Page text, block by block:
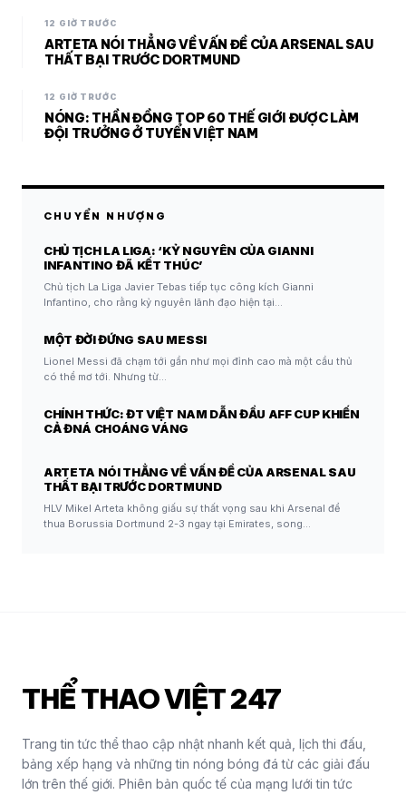
12 GIỜ TRƯỚC
ARTETA NÓI THẲNG VỀ VẤN ĐỀ CỦA ARSENAL SAU
THẤT BẠI TRƯỚC DORTMUND
12 GIỜ TRƯỚC
NÓNG: THẦN ĐỒNG TOP 60 THẾ GIỚI ĐƯỢC LÀM
ĐỘI TRƯỞNG Ở TUYỂN VIỆT NAM
CHUYỂN NHƯỢNG
CHỦ TỊCH LA LIGA: ‘KỶ NGUYÊN CỦA GIANNI
INFANTINO ĐÃ KẾT THÚC’
Chủ tịch La Liga Javier Tebas tiếp tục công kích Gianni
Infantino, cho rằng kỷ nguyên lãnh đạo hiện tại…
MỘT ĐỜI ĐỨNG SAU MESSI
Lionel Messi đã chạm tới gần như mọi đỉnh cao mà một cầu thủ
có thể mơ tới. Nhưng từ…
CHÍNH THỨC: ĐT VIỆT NAM DẪN ĐẦU AFF CUP KHIẾN
CẢ ĐNÁ CHOÁNG VÁNG
ARTETA NÓI THẲNG VỀ VẤN ĐỀ CỦA ARSENAL SAU
THẤT BẠI TRƯỚC DORTMUND
HLV Mikel Arteta không giấu sự thất vọng sau khi Arsenal để
thua Borussia Dortmund 2-3 ngay tại Emirates, song…
THỂ THAO VIỆT 247
Trang tin tức thể thao cập nhật nhanh kết quả, lịch thi đấu,
bảng xếp hạng và những tin nóng bóng đá từ các giải đấu
lớn trên thế giới. Phiên bản quốc tế của mạng lưới tin tức